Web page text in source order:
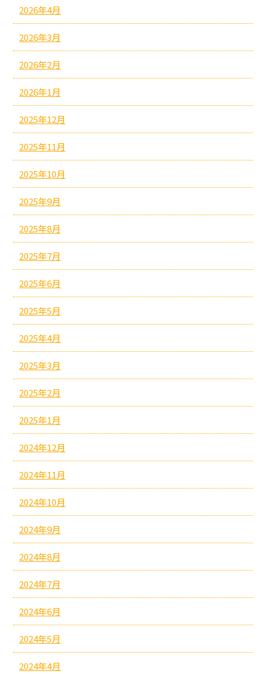
2026年4月
2026年3月
2026年2月
2026年1月
2025年12月
2025年11月
2025年10月
2025年9月
2025年8月
2025年7月
2025年6月
2025年5月
2025年4月
2025年3月
2025年2月
2025年1月
2024年12月
2024年11月
2024年10月
2024年9月
2024年8月
2024年7月
2024年6月
2024年5月
2024年4月